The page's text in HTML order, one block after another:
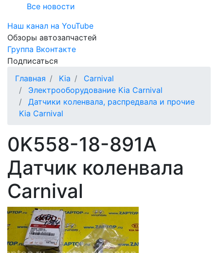
Все новости
Наш канал на YouTube
Обзоры автозапчастей
Группа Вконтакте
Подписаться
Главная
Kia
Carnival
Электрооборудование Kia Carnival
Датчики коленвала, распредвала и прочие
Kia Carnival
0K558-18-891A
Датчик коленвала
Carnival